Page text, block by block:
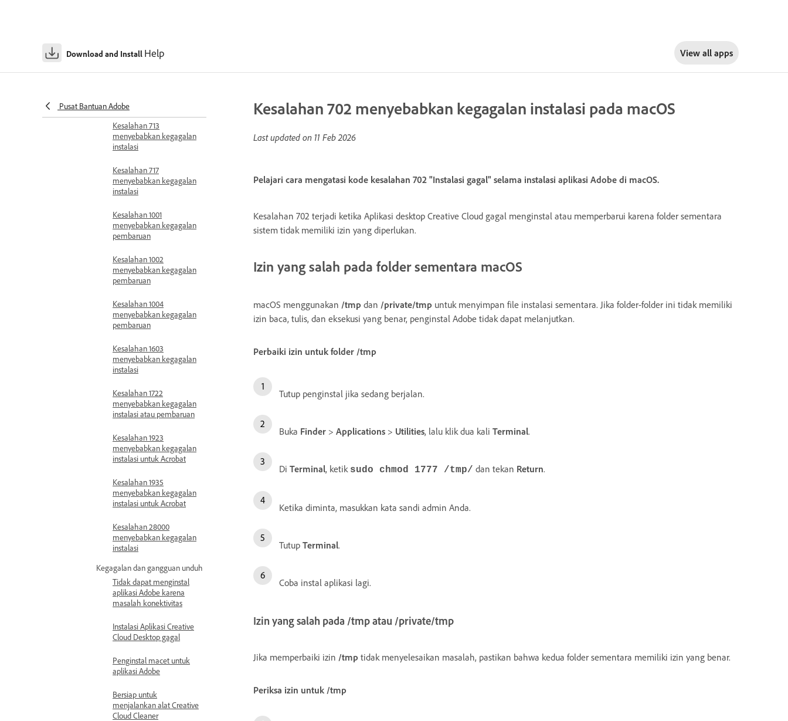
Download and Install Help View all apps
Pusat Bantuan Adobe
pada macOS
instalasi
Kesalahan 713
menyebabkan kegagalan
instalasi
Kesalahan 717
menyebabkan kegagalan
instalasi
Kesalahan 1001
menyebabkan kegagalan
pembaruan
Kesalahan 1002
menyebabkan kegagalan
pembaruan
Kesalahan 1004
menyebabkan kegagalan
pembaruan
Kesalahan 1603
menyebabkan kegagalan
instalasi
Kesalahan 1722
menyebabkan kegagalan
instalasi atau pembaruan
Kesalahan 1923
menyebabkan kegagalan
instalasi untuk Acrobat
Kesalahan 1935
menyebabkan kegagalan
instalasi untuk Acrobat
Kesalahan 28000
menyebabkan kegagalan
instalasi
Kegagalan dan gangguan unduh
Tidak dapat menginstal
aplikasi Adobe karena
masalah konektivitas
Instalasi Aplikasi Creative
Cloud Desktop gagal
Penginstal macet untuk
aplikasi Adobe
Bersiap untuk
menjalankan alat Creative
Cloud Cleaner
Kesalahan 702 menyebabkan kegagalan instalasi pada macOS
Last updated on 11 Feb 2026
Pelajari cara mengatasi kode kesalahan 702 "Instalasi gagal" selama instalasi aplikasi Adobe di macOS.
Kesalahan 702 terjadi ketika Aplikasi desktop Creative Cloud gagal menginstal atau memperbarui karena folder sementara
sistem tidak memiliki izin yang diperlukan.
Izin yang salah pada folder sementara macOS
macOS menggunakan /tmp dan /private/tmp untuk menyimpan file instalasi sementara. Jika folder-folder ini tidak memiliki
izin baca, tulis, dan eksekusi yang benar, penginstal Adobe tidak dapat melanjutkan.
Perbaiki izin untuk folder /tmp
Tutup penginstal jika sedang berjalan.
Buka Finder > Applications > Utilities, lalu klik dua kali Terminal.
Di Terminal, ketik sudo chmod 1777 /tmp/ dan tekan Return.
Ketika diminta, masukkan kata sandi admin Anda.
Tutup Terminal.
Coba instal aplikasi lagi.
Izin yang salah pada /tmpatau /private/tmp
Jika memperbaiki izin /tmp tidak menyelesaikan masalah, pastikan bahwa kedua folder sementara memiliki izin yang benar.
Periksa izin untuk /tmp